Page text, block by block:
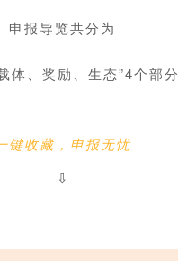
申报导览共分为
体、奖励、生态”4个部分
键收藏，申报无忧
⇩